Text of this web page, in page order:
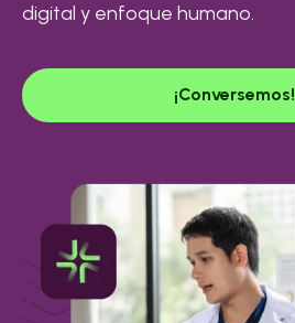
digital y enfoque humano.
¡Conversemos!